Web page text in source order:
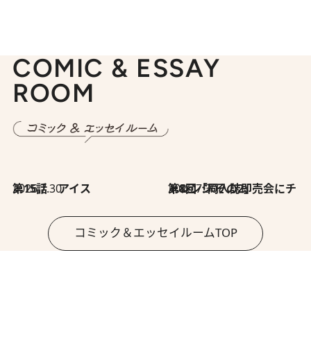
COMIC & ESSAY
ROOM
2026.7.30
第15話 アイス 2026.7.30
第8回「同人誌即売会にチャレンジ その2」
コミック＆エッセイルームTOP